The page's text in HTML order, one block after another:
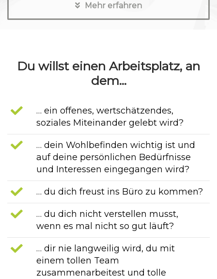
Mehr erfahren
Du willst einen Arbeitsplatz, an
dem...
… ein offenes, wertschätzendes,
soziales Miteinander gelebt wird?
… dein Wohlbefinden wichtig ist und
auf deine persönlichen Bedürfnisse
und Interessen eingegangen wird?
… du dich freust ins Büro zu kommen?
… du dich nicht verstellen musst,
wenn es mal nicht so gut läuft?
… dir nie langweilig wird, du mit
einem tollen Team
zusammenarbeitest und tolle